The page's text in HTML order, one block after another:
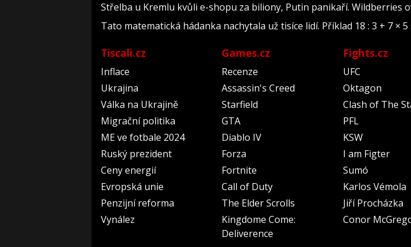
Střelba u Kremlu kvůli e-shopu za biliony, Putin panikaří. Wildberries
Tato matematická hádanka nachytala už tisíce lidí. Příklad 18 : 3 + 7
Tiscali.cz
Inflace
Ukrajina
Válka na Ukrajině
Migrační politika
ME ve fotbale 2024
Ruský prezident
Ceny energií
Evropská unie
Penzijní reforma
Vynález
Games.cz
Recenze
Assassin's Creed
Starfield
GTA
Diablo IV
Forza
Fortnite
Call of Duty
The Elder Scrolls
Kingdome Come:
Deliverence
Fights.cz
UFC
Oktagon
Clash of The
PFL
KSW
I am Figter
Sumó
Karlos Vémola
Jiří Procházka
Conor